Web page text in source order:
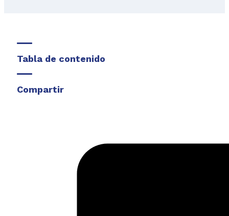
Tabla de contenido
Compartir